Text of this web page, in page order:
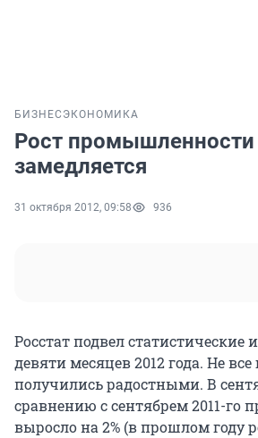
БИЗНЕС ЭКОНОМИКА
Рост промышленности
замедляется
31 октября 2012, 09:58 936
Росстат подвел статистические
девяти месяцев 2012 года. Не
получились радостными. В
сравнению с сентябрем 2011-го
выросло на 2% (в прошлом году